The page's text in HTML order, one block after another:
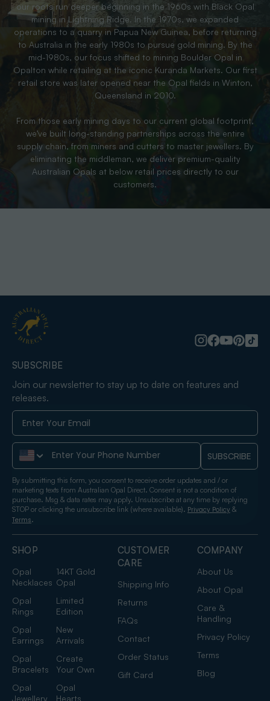
our roots run deeper beginning in the 1960s with Black Opal
mining in Lightning Ridge. In the 1970s, we expanded
operations to a quarry in Papua New Guinea, before returning
to Australia in the early 1980s to pursue gold mining. By the
mid-1980s, our focus shifted to mining Boulder Opal in
Opalton while retailing at the iconic Kuranda Markets. Our first
retail store was later opened near the Opal fields in Winton,
Queensland in 2010.
From those early mining days to our current global footprint,
we’ve built long-standing partnerships across the entire
supply chain, from miners and cutters to master jewellers. By
eliminating the middleman, we deliver premium-quality
Australian Opals at below retail prices directly to our
customers.
SHOP
Opal
Necklaces
14KT Gold
Opal
Opal
Rings
Limited
Edition
Opal
Earrings
New
Arrivals
Opal
Bracelets
Create
Your Own
Opal
Jewellery
Opal
Hearts
CUSTOMER
CARE
Shipping Info
Returns
FAQs
Contact
Order Status
Gift Card
COMPANY
About Us
About Opal
Care &
Handling
Privacy Policy
Terms
Blog
SUBSCRIBE
Join our newsletter to stay up to date on features and
releases.
Phone Number SUBSCRIBE
By submitting this form, you consent to receive order updates and / or
marketing texts from Australian Opal Direct. Consent is not a condition of
purchase. Msg & data rates may apply. Unsubscribe at any time by replying
STOP or clicking the unsubscribe link (where available). Privacy Policy &
Terms.